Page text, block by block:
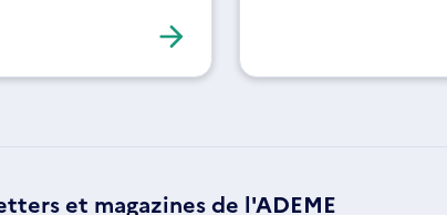
et magazines de l'ADEME